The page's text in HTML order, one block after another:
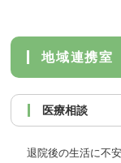
地域連携室
医療相談
退院後の生活に不